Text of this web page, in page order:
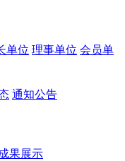
单位 理事单位 会员单
通知公告
成果展示